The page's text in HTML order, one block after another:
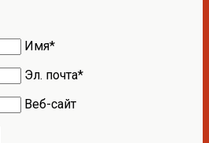
Имя*
Эл. почта*
Веб-сайт